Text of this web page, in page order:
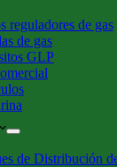
reguladores de gas
de gas
GLP
de Distribución